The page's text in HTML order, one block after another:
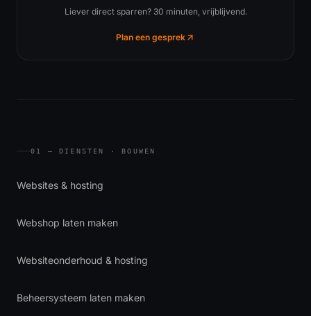
Liever direct sparren? 30 minuten, vrijblijvend.
Plan een gesprek
01 — DIENSTEN · BOUWEN
Websites & hosting
Webshop laten maken
Websiteonderhoud & hosting
Beheersysteem laten maken